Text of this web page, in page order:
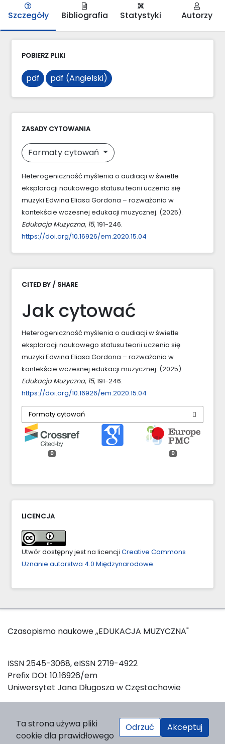
Szczegóły Bibliografia Statystyki Autorzy
POBIERZ PLIKI
pdf pdf (Angielski)
ZASADY CYTOWANIA
Formaty cytowań
Heterogeniczność myślenia o audiacji w świetle
eksploracji naukowego statusu teorii uczenia się
muzyki Edwina Eliasa Gordona – rozważania w
kontekście wczesnej edukacji muzycznej. (2025).
Edukacja Muzyczna, 15, 191-246.
https://doi.org/10.16926/em.2020.15.04
CITED BY / SHARE
Jak cytować
Heterogeniczność myślenia o audiacji w świetle
eksploracji naukowego statusu teorii uczenia się
muzyki Edwina Eliasa Gordona – rozważania w
kontekście wczesnej edukacji muzycznej. (2025).
Edukacja Muzyczna, 15, 191-246.
https://doi.org/10.16926/em.2020.15.04
Formaty cytowań
0 0
LICENCJA
Utwór dostępny jest na licencji Creative Commons
Uznanie autorstwa 4.0 Międzynarodowe.
Czasopismo naukowe ,,EDUKACJA MUZYCZNA"
ISSN 2545-3068, eISSN 2719-4922
Prefix DOI: 10.16926/em
Uniwersytet Jana Długosza w Częstochowie
W celu zainicjowania oraz utrzymania sesji logowania, a
także w celach statystycznych, strona wykorzystuje pliki
Ta strona używa pliki
cookie dla prawidłowego
Odrzuć Akceptuj